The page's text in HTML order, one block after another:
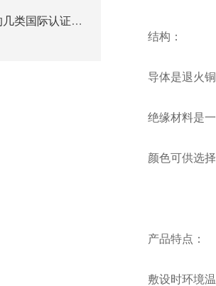
生产生活中常用的几类国际认证电线电缆绝缘材料
结构：
导体是退火
绝缘材料是
颜色可供选择
产品特点：
敷设时环境